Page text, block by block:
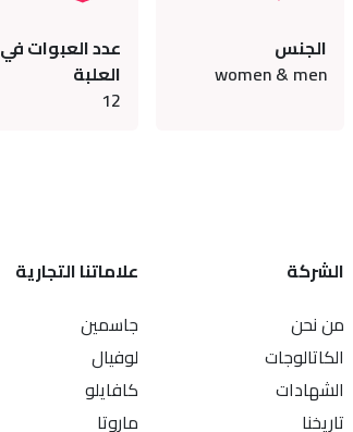
الجنس
women & men
عدد العبوات في
العلبة
12
الشركة
من نحن
الكاتالوجات
الشهادات
تاريخنا
علاماتنا التجارية
جاسمين
لوفيال
كافايلو
ماروتا